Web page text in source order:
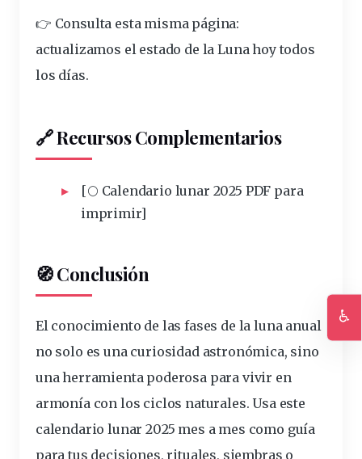
👉 Consulta esta misma página:
actualizamos el estado de la Luna hoytodos
los días.
🔗 Recursos Complementarios
[🌕 Calendario lunar 2025 PDF para
imprimir]
🧭 Conclusión
El conocimiento de lasfases de la luna anual
no solo es una curiosidad astronómica, sino
una herramienta poderosa para vivir en
armonía con los ciclos naturales. Usa este
calendario lunar 2025 mes a mes como guía
para tus decisiones, rituales, siembras o
♿